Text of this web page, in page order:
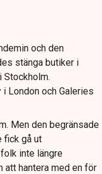
och den
stänga butiker i
Stockholm.
London och Galeries
Men den begränsade
fick gå ut
inte längre
att hantera med en för